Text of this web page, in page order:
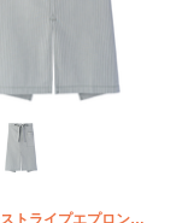
トライプエプロン